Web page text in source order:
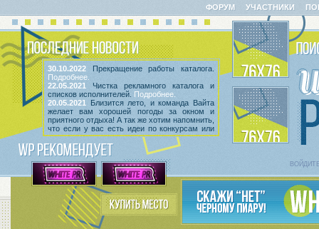
30.10.2022 Прекращение работы каталога.
Подробнее.
22.05.2021
Чистка рекламного каталога и
списков исполнителей. Подробнее.
20.05.2021
Близится лето, и команда Вайта
желает вам хорошей погоды за окном и
приятного отдыха! А так же хотим напомнить,
что если у вас есть идеи по конкурсам или
мероприятиям, вы всегда можете высказать
ихв этой теме! Так же сообщаем, что введен
срок неактивности исполнителей и их тем.
Подробнее.
ФОРУМ УЧАСТНИКИ